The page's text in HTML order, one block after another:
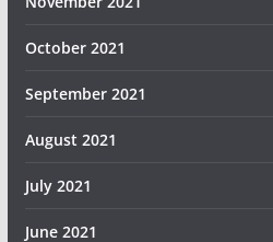
October 2021
September 2021
August 2021
July 2021
June 2021